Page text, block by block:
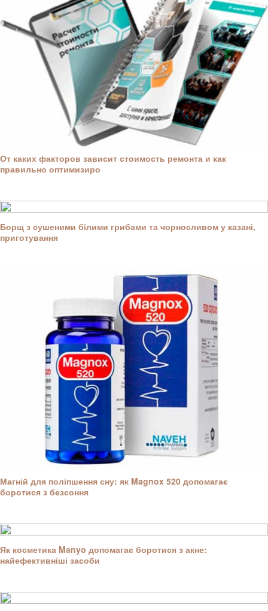
От каких факторов зависит стоимость ремонта и как
правильно оптимизиро
Борщ з сушеними білими грибами та чорносливом у казані,
приготування
Магній для поліпшення сну: як Magnox 520 допомагає
боротися з безсоння
Як косметика Manyo допомагає боротися з акне:
найефективніші засоби